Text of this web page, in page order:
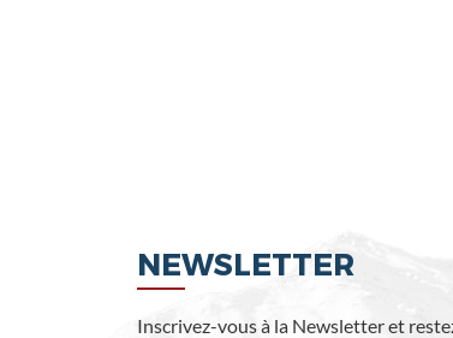
NEWSLETTER
Inscrivez-vous à la Newsletter et